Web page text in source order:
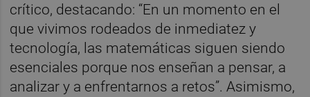
crítico, destacando: “En un momento en el
que vivimos rodeados de inmediatez y
tecnología, las matemáticas siguen siendo
esenciales porque nos enseñan a pensar, a
analizar y a enfrentarnos a retos”. Asimismo,